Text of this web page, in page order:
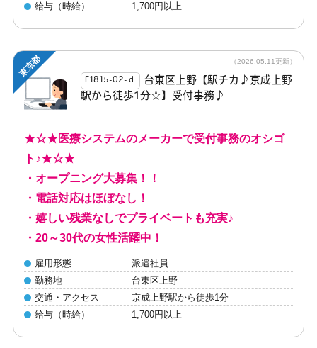
給与（時給）
1,700円以上
E1815-02-ｄ
台東区上野【駅チカ♪京成上野
駅から徒歩1分☆】受付事務♪
★☆★医療システムのメーカーで受付事務のオシゴ
ト♪★☆★
・オープニング大募集！！
・電話対応はほぼなし！
・嬉しい残業なしでプライベートも充実♪
・20～30代の女性活躍中！
雇用形態
派遣社員
勤務地
台東区上野
交通・アクセス
京成上野駅から徒歩1分
給与（時給）
1,700円以上
（2026.05.11更新）
東京都